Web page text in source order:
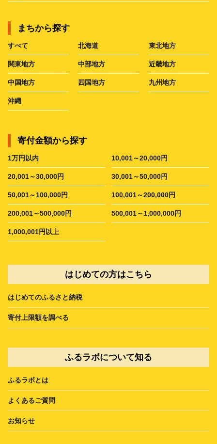
まちから探す
すべて 北海道 東北地方
関東地方 中部地方 近畿地方
中国地方 四国地方 九州地方
沖縄
寄付金額から探す
1万円以内 10,001～20,000円
20,001～30,000円 30,001～50,000円
50,001～100,000円 100,001～200,000円
200,001～500,000円 500,001～1,000,000円
1,000,001円以上
はじめての方はこちら
はじめてのふるさと納税
寄付上限額を調べる
ふるラボについて知る
ふるラボとは
よくあるご質問
お知らせ